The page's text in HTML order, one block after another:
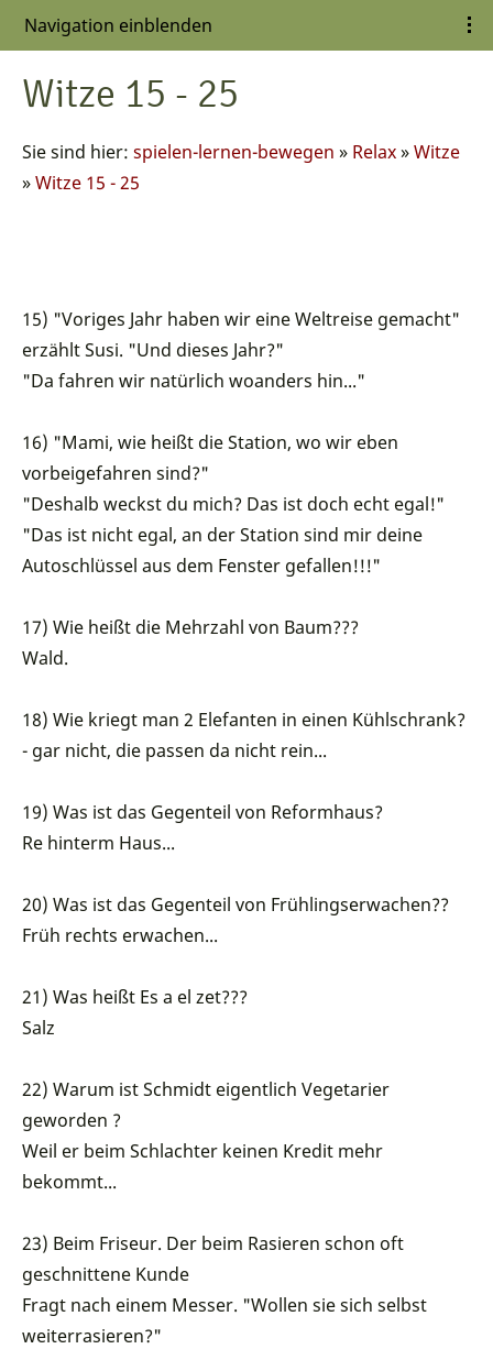
Navigation einblenden
Witze 15 - 25
Sie sind hier: spielen-lernen-bewegen » Relax»Witze
»Witze 15 - 25
15) "Voriges Jahr haben wir eine Weltreise gemacht"
erzählt Susi. "Und dieses Jahr?"
"Da fahren wir natürlich woanders hin..."
16) "Mami, wie heißt die Station, wo wir eben
vorbeigefahren sind?"
"Deshalb weckst du mich? Das ist doch echt egal!"
"Das ist nicht egal, an der Station sind mir deine
Autoschlüssel aus dem Fenster gefallen!!!"
17) Wie heißt die Mehrzahl von Baum???
Wald.
18) Wie kriegt man 2 Elefanten in einen Kühlschrank?
- gar nicht, die passen da nicht rein...
19) Was ist das Gegenteil von Reformhaus?
Re hinterm Haus...
20) Was ist das Gegenteil von Frühlingserwachen??
Früh rechts erwachen...
21) Was heißt Es a el zet???
Salz
22) Warum ist Schmidt eigentlich Vegetarier
geworden ?
Weil er beim Schlachter keinen Kredit mehr
bekommt...
23) Beim Friseur. Der beim Rasieren schon oft
geschnittene Kunde
Fragt nach einem Messer. "Wollen sie sich selbst
weiterrasieren?"